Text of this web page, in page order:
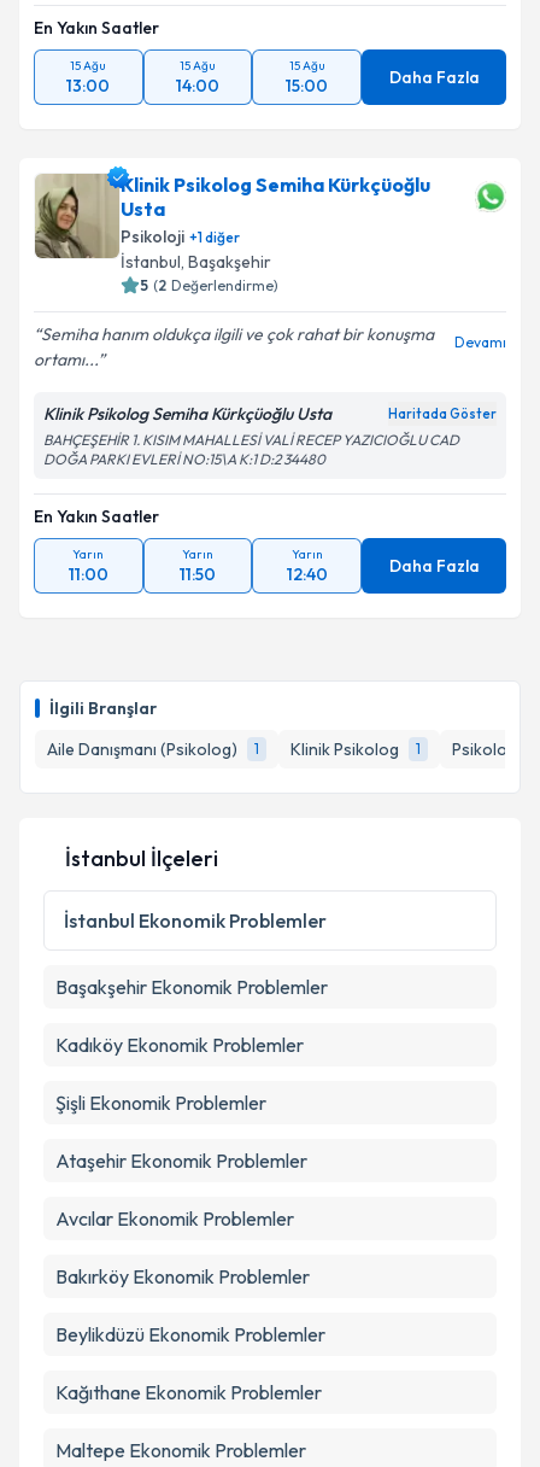
İlgili Branşlar
Aile Danışmanı (Psikolog)
1 Klinik Psikolog 1 Psikoloji
Takvim Talebini Gönder
En Yakın Saatler
15 Ağu
13:00
15 Ağu
14:00
15 Ağu
15:00 Daha Fazla
Klinik Psikolog Semiha Kürkçüoğlu
Usta
Psikoloji +1diğer
İstanbul, Başakşehir
5 (2 Değerlendirme)
Semiha hanım oldukça ilgili ve çok rahat bir konuşma
ortamı...
Devamı
Klinik Psikolog Semiha Kürkçüoğlu Usta Haritada Göster
BAHÇEŞEHİR 1. KISIM MAHALLESİ VALİ RECEP YAZICIOĞLU CAD
DOĞA PARKI EVLERİ NO:15\A K:1 D:2 34480
En Yakın Saatler
Yarın
11:00
Yarın
11:50
Yarın
12:40 Daha Fazla
İstanbul İlçeleri
İstanbul Ekonomik Problemler
Başakşehir Ekonomik Problemler
Kadıköy Ekonomik Problemler
Şişli Ekonomik Problemler
Ataşehir Ekonomik Problemler
Avcılar Ekonomik Problemler
Bakırköy Ekonomik Problemler
Beylikdüzü Ekonomik Problemler
Kağıthane Ekonomik Problemler
Maltepe Ekonomik Problemler